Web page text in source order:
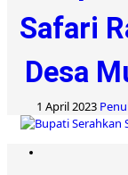
Safari
Desa
1 April 2023